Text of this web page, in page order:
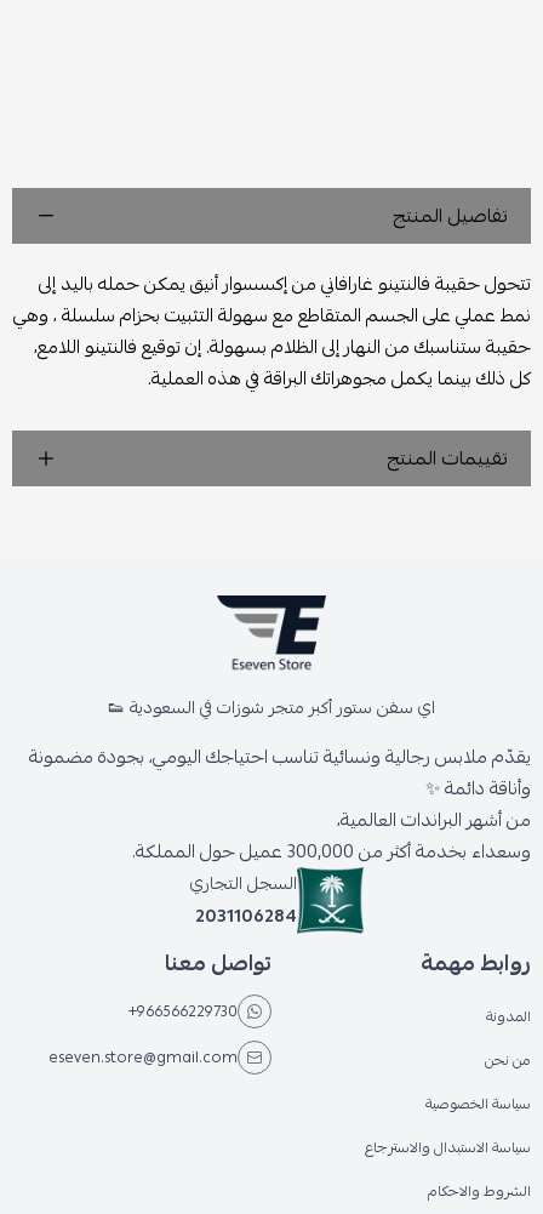
تفاصيل المنتج
تتحول حقيبة فالنتينو غارافاني من إكسسوار أنيق يمكن حمله باليد إلى
نمط عملي على الجسم المتقاطع مع سهولة التثبيت بحزام سلسلة ، وهي
حقيبة ستناسبك من النهار إلى الظلام بسهولة. إن توقيع فالنتينو اللامع،
كل ذلك بينما يكمل مجوهراتك البراقة في هذه العملية.
تقييمات المنتج
اي سفن ستور أكبر متجر شوزات في السعودية 👟
يقدّم ملابس رجالية ونسائية تناسب احتياجك اليومي، بجودة مضمونة
وأناقة دائمة ✨
من أشهر البراندات العالمية،
وسعداء بخدمة أكثر من 300,000 عميل حول المملكة.
السجل التجاري
2031106284
روابط مهمة
المدونة
من نحن
سياسة الخصوصية
سياسة الاستبدال والاسترجاع
الشروط والاحكام
تواصل معنا
+966566229730
eseven.store@gmail.com